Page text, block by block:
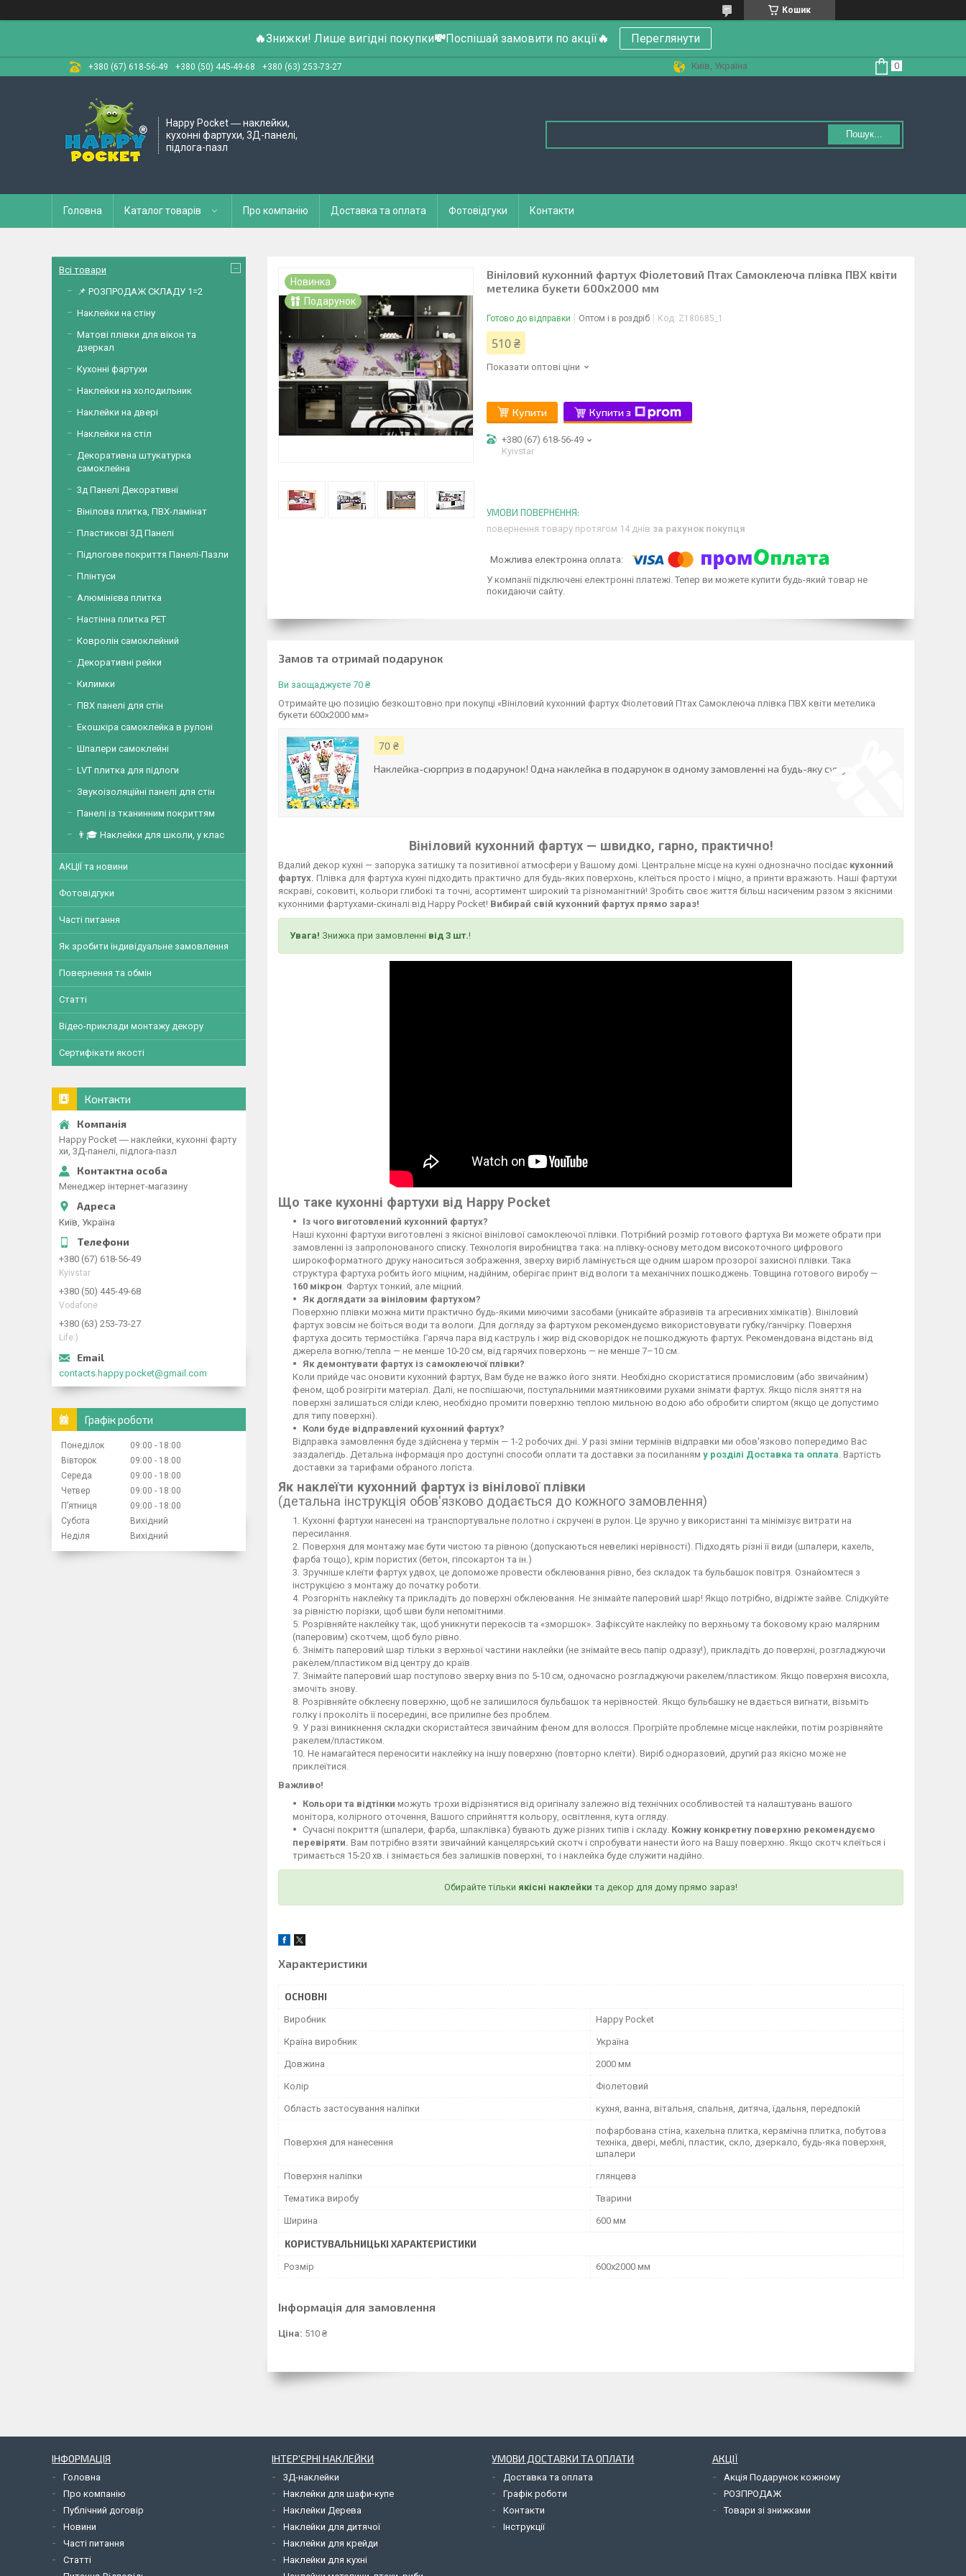
Кошик
🔥Знижки! Лише вигідні покупки💸Поспішай замовити по акції🔥 Переглянути
+380 (67) 618-56-49 +380 (50) 445-49-68 +380 (63) 253-73-27 Київ, Україна
Happy Pocket ― наклейки,
кухонні фартухи, 3Д-панелі,
підлога-пазл
Пошук...
Головна Каталог товарів Про компанію Доставка та оплата Фотовідгуки Контакти
Подарунок
Новинка
Вініловий кухонний фартух Фіолетовий Птах Самоклеюча плівка ПВХ квіти
метелика букети 600х2000 мм
Готово до відправки Оптом і в роздріб Код: Z180685_1
510 ₴
Показати оптові ціни
Купити Купити з
+380 (67) 618-56-49
Kyivstar
повернення товару протягом 14 днів за рахунок покупця
У компанії підключені електронні платежі. Тепер ви можете купити будь-який товар не
покидаючи сайту.
Замов та отримай подарунок
Ви заощаджуєте 70 ₴
Отримайте цю позицію безкоштовно при покупці «Вініловий кухонний фартух Фіолетовий Птах Самоклеюча плівка ПВХ квіти метелика
букети 600х2000 мм»
70 ₴
Наклейка-сюрприз в подарунок! Одна наклейка в подарунок в одному замовленні на будь-яку суму
Вініловий кухонний фартух — швидко, гарно, практично!
Вдалий декор кухні — запорука затишку та позитивної атмосфери у Вашому домі. Центральне місце на кухні однозначно посідає кухонний
фартух. Плівка для фартуха кухні підходить практично для будь-яких поверхонь, клеїться просто і міцно, а принти вражають. Наші фартухи
яскраві, соковиті, кольори глибокі та точні, асортимент широкий та різноманітний! Зробіть своє життя більш насиченим разом з якісними
кухонними фартухами-скиналі від Happy Pocket! Вибирай свій кухонний фартух прямо зараз!
Увага! Знижка при замовленні від 3 шт.!
Що таке кухонні фартухи від Happy Pocket
Із чого виготовлений кухонний фартух?
Наші кухонні фартухи виготовлені з якісної вінілової самоклеючої плівки. Потрібний розмір готового фартуха Ви можете обрати при
замовленні із запропонованого списку. Технологія виробництва така: на плівку-основу методом високоточного цифрового
широкоформатного друку наноситься зображення, зверху виріб ламінується ще одним шаром прозорої захисної плівки. Така
структура фартуха робить його міцним, надійним, оберігає принт від вологи та механічних пошкоджень. Товщина готового виробу —
160 мікрон . Фартух тонкий, але міцний.
Як доглядати за вініловим фартухом?
Поверхню плівки можна мити практично будь-якими миючими засобами (уникайте абразивів та агресивних хімікатів). Вініловий
фартух зовсім не боїться води та вологи. Для догляду за фартухом рекомендуємо використовувати губку/ганчірку. Поверхня
фартуха досить термостійка. Гаряча пара від каструль і жир від сковорідок не пошкоджують фартух. Рекомендована відстань від
джерела вогню/тепла — не менше 10-20 см, від гарячих поверхонь — не менше 7–10 см.
Як демонтувати фартух із самоклеючої плівки?
Коли прийде час оновити кухонний фартух, Вам буде не важко його зняти. Необхідно скористатися промисловим (або звичайним)
феном, щоб розігріти матеріал. Далі, не поспішаючи, поступальними маятниковими рухами знімати фартух. Якщо після зняття на
поверхні залишаться сліди клею, необхідно промити поверхню теплою мильною водою або обробити спиртом (якщо це допустимо
для типу поверхні).
Коли буде відправлений кухонний фартух?
Відправка замовлення буде здійснена у термін — 1-2 робочих дні. У разі зміни термінів відправки ми обов'язково попередимо Вас
заздалегідь. Детальна інформація про доступні способи оплати та доставки за посиланням у розділі Доставка та оплата . Вартість
доставки за тарифами обраного логіста.
Як наклеїти кухонний фартух із вінілової плівки
(детальна інструкція обов'язково додається до кожного замовлення)
Кухонні фартухи нанесені на транспортувальне полотно і скручені в рулон. Це зручно у використанні та мінімізує витрати на
пересилання.
Поверхня для монтажу має бути чистою та рівною (допускаються невеликі нерівності). Підходять різні її види (шпалери, кахель,
фарба тощо), крім пористих (бетон, гіпсокартон та ін.)
Зручніше клеїти фартух удвох, це допоможе провести обклеювання рівно, без складок та бульбашок повітря. Ознайомтеся з
інструкцією з монтажу до початку роботи.
Розгорніть наклейку та прикладіть до поверхні обклеювання. Не знімайте паперовий шар! Якщо потрібно, відріжте зайве. Слідкуйте
за рівністю порізки, щоб шви були непомітними.
Розрівняйте наклейку так, щоб уникнути перекосів та «зморшок». Зафіксуйте наклейку по верхньому та боковому краю малярним
(паперовим) скотчем, щоб було рівно.
Зніміть паперовий шар тільки з верхньої частини наклейки (не знімайте весь папір одразу!), прикладіть до поверхні, розгладжуючи
ракелем/пластиком від центру до країв.
Знімайте паперовий шар поступово зверху вниз по 5-10 см, одночасно розгладжуючи ракелем/пластиком. Якщо поверхня висохла,
змочіть знову.
Розрівняйте обклеєну поверхню, щоб не залишилося бульбашок та нерівностей. Якщо бульбашку не вдається вигнати, візьміть
голку і проколіть її посередині, все прилипне без проблем.
У разі виникнення складки скористайтеся звичайним феном для волосся. Прогрійте проблемне місце наклейки, потім розрівняйте
ракелем/пластиком.
Не намагайтеся переносити наклейку на іншу поверхню (повторно клеїти). Виріб одноразовий, другий раз якісно може не
приклеїтися.
Важливо!
Кольори та відтінки можуть трохи відрізнятися від оригіналу залежно від технічних особливостей та налаштувань вашого
монітора, колірного оточення, Вашого сприйняття кольору, освітлення, кута огляду.
Сучасні покриття (шпалери, фарба, шпаклівка) бувають дуже різних типів і складу. Кожну конкретну поверхню рекомендуємо
перевіряти. Вам потрібно взяти звичайний канцелярський скотч і спробувати нанести його на Вашу поверхню. Якщо скотч клеїться і
тримається 15-20 хв. і знімається без залишків поверхні, то і наклейка буде служити надійно.
Обирайте тільки якісні наклейки та декор для дому прямо зараз!
Характеристики
ОСНОВНІ
Виробник Happy Pocket
Країна виробник Україна
Довжина 2000 мм
Колір Фіолетовий
Область застосування наліпки кухня, ванна, вітальня, спальня, дитяча, їдальня, передпокій
Поверхня для нанесення
пофарбована стіна, кахельна плитка, керамічна плитка, побутова
техніка, двері, меблі, пластик, скло, дзеркало, будь-яка поверхня,
шпалери
Поверхня наліпки глянцева
Тематика виробу Тварини
Ширина 600 мм
КОРИСТУВАЛЬНИЦЬКІ ХАРАКТЕРИСТИКИ
Розмір 600х2000 мм
Інформація для замовлення
Ціна: 510 ₴
Всі товари
📌 РОЗПРОДАЖ СКЛАДУ 1=2
Наклейки на стіну
Матові плівки для вікон та
дзеркал
Кухонні фартухи
Наклейки на холодильник
Наклейки на двері
Наклейки на стіл
Декоративна штукатурка
самоклейна
3д Панелі Декоративні
Вінілова плитка, ПВХ-ламінат
Пластикові 3Д Панелі
Підлогове покриття Панелі-Пазли
Плінтуси
Алюмінієва плитка
Настінна плитка PET
Ковролін самоклейний
Декоративні рейки
Килимки
ПВХ панелі для стін
Екошкіра самоклейка в рулоні
Шпалери самоклейні
LVT плитка для підлоги
Звукоізоляційні панелі для стін
Панелі із тканинним покриттям
👨🎓 Наклейки для школи, у клас
АКЦІЇ та новини
Фотовідгуки
Часті питання
Як зробити індивідуальне замовлення
Повернення та обмін
Статті
Відео-приклади монтажу декору
Сертифікати якості
Контакти
Happy Pocket ― наклейки, кухонні фарту
хи, 3Д-панелі, підлога-пазл
Менеджер інтернет-магазину
Київ, Україна
+380 (67) 618-56-49
Kyivstar
+380 (50) 445-49-68
Vodafone
+380 (63) 253-73-27
Life:)
contacts.happy.pocket@gmail.com
Графік роботи
Понеділок 09:00
18:00
Вівторок
09:00
18:00
Середа
09:00
18:00
Четвер
09:00
18:00
Пʼятниця
09:00
18:00
Субота
Вихідний
Неділя
Вихідний
ІНФОРМАЦІЯ
Головна
Про компанію
Публічний договір
Новини
Часті питання
Статті
ІНТЕР'ЄРНІ НАКЛЕЙКИ
3Д-наклейки
Наклейки для шафи-купе
Наклейки Дерева
Наклейки для дитячої
Наклейки для крейди
Наклейки для кухні
УМОВИ ДОСТАВКИ ТА ОПЛАТИ
Доставка та оплата
Графік роботи
Контакти
Інструкції
АКЦІЇ
Акція Подарунок кожному
РОЗПРОДАЖ
Товари зі знижками